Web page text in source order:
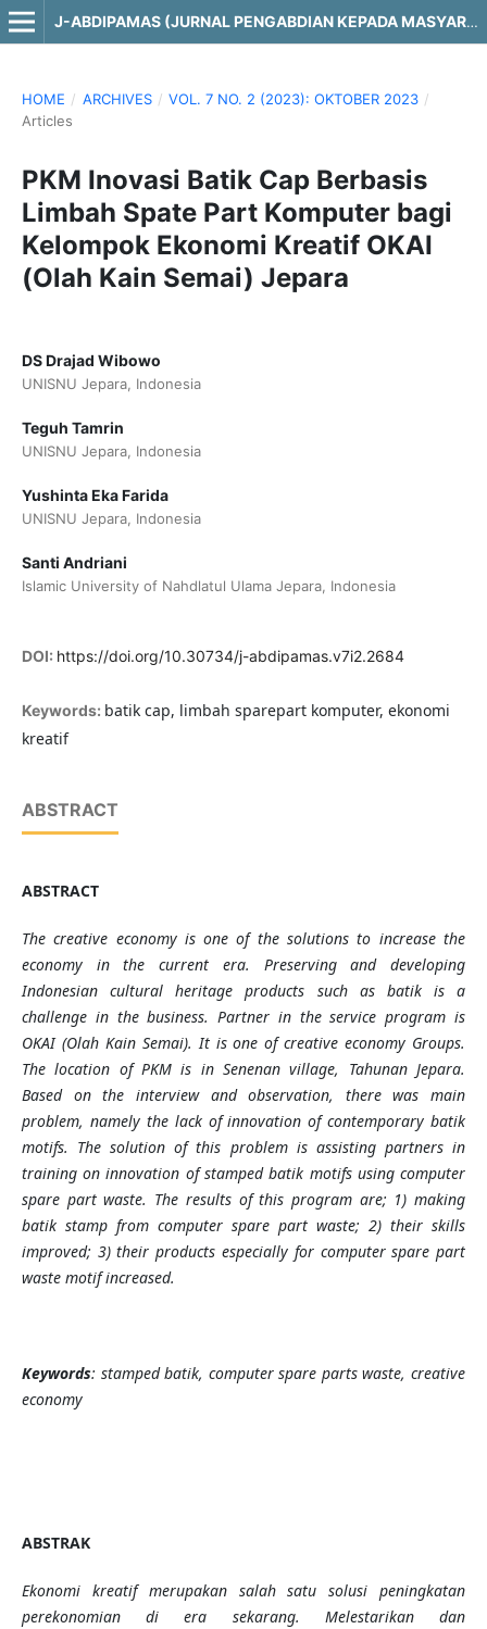
J-ABDIPAMAS (JURNAL PENGABDIAN KEPADA MASYARAKAT)
HOME / ARCHIVES / VOL. 7 NO. 2 (2023): OKTOBER 2023 /
Articles
PKM Inovasi Batik Cap Berbasis
Limbah Spate Part Komputer bagi
Kelompok Ekonomi Kreatif OKAI
(Olah Kain Semai) Jepara
DS Drajad Wibowo
UNISNU Jepara, Indonesia
Teguh Tamrin
UNISNU Jepara, Indonesia
Yushinta Eka Farida
UNISNU Jepara, Indonesia
Santi Andriani
Islamic University of Nahdlatul Ulama Jepara, Indonesia
DOI: https://doi.org/10.30734/j-abdipamas.v7i2.2684
Keywords: batik cap, limbah sparepart komputer, ekonomi
kreatif
ABSTRACT
ABSTRACT
The creative economy is one of the solutions to increase the
economy in the current era. Preserving and developing
Indonesian cultural heritage products such as batik is a
challenge in the business. Partner in the service program is
OKAI (Olah Kain Semai). It is one of creative economy Groups.
The location of PKM is in Senenan village, Tahunan Jepara.
Based on the interview and observation, there was main
problem, namely the lack of innovation of contemporary batik
motifs. The solution of this problem is assisting partners in
training on innovation of stamped batik motifs using computer
spare part waste. The results of this program are; 1) making
batik stamp from computer spare part waste; 2) their skills
improved; 3) their products especially for computer spare part
waste motif increased.
Keywords: stamped batik, computer spare parts waste, creative
economy
ABSTRAK
Ekonomi kreatif merupakan salah satu solusi peningkatan
perekonomian di era sekarang. Melestarikan dan